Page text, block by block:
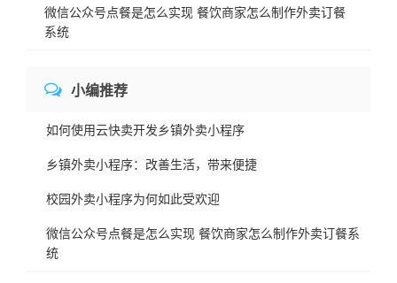
微信公众号点餐是怎么实现 餐饮商家怎么制作外卖订餐
系统
小编推荐
如何使用云快卖开发乡镇外卖小程序
乡镇外卖小程序：改善生活，带来便捷
校园外卖小程序为何如此受欢迎
微信公众号点餐是怎么实现 餐饮商家怎么制作外卖订餐系
统